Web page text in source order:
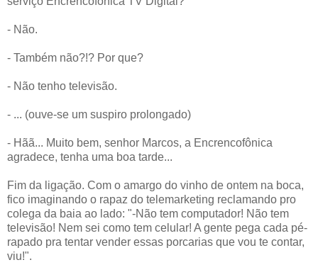
- Não.
- Também não?!? Por que?
- Não tenho televisão.
- ... (ouve-se um suspiro prolongado)
- Hãã... Muito bem, senhor Marcos, a Encrencofônica
agradece, tenha uma boa tarde...
Fim da ligação. Com o amargo do vinho de ontem na boca,
fico imaginando o rapaz do telemarketing reclamando pro
colega da baia ao lado: "-Não tem computador! Não tem
televisão! Nem sei como tem celular! A gente pega cada pé-
rapado pra tentar vender essas porcarias que vou te contar,
viu!".